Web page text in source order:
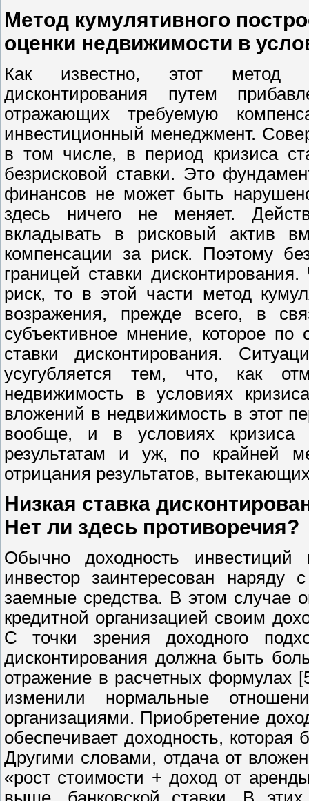
Метод кумулятивного
оценки недвижимости в
Как известно, этот метод
дисконтирования путем
отражающих требуемую
инвестиционный менеджмент.
в том числе, в период кризиса
безрисковой ставки. Это
финансов не может быть
здесь ничего не меняет.
вкладывать в рисковый актив
компенсации за риск. Поэтому
границей ставки
риск, то в этой части метод
возражения, прежде всего, в
субъективное мнение, которое по
ставки дисконтирования.
усугубляется тем, что, как
недвижимость в условиях
вложений в недвижимость в этот
вообще, и в условиях кризиса
результатам и уж, по крайней
отрицания результатов,
Низкая ставка
Нет ли здесь противоречия?
Обычно доходность
инвестор заинтересован наряду
заемные средства. В этом случае
кредитной организацией своим
С точки зрения доходного
дисконтирования должна быть
отражение в расчетных формулах
изменили нормальные
организациями. Приобретение
обеспечивает доходность,
Другими словами, отдача от
«рост стоимости + доход от